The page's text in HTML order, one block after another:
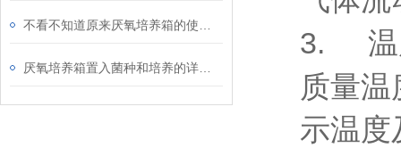
3.
质量
示温度